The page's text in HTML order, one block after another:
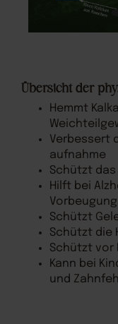
Übersicht der
Hemmt
Verbessert
aufnahme
Schützt das
Hilft bei
Vorbeugung
Schützt
Schützt die
Schützt vor
Kann bei
und